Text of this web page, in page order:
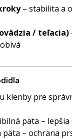
– stabilita a
/ teľacia)
klenby pre
päta –
päta – ochrana